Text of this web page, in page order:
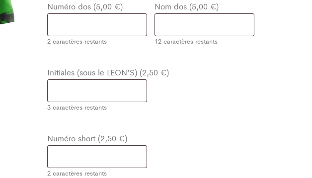
Numéro dos (5,00 €)
2caractères restants
Nom dos (5,00 €)
12caractères restants
Initiales (sous le LEON’S) (2,50 €)
3caractères restants
Numéro short (2,50 €)
2caractères restants